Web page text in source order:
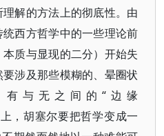
解的方法上的彻底性。由
西方哲学中的一些理论前
质与显现的二分）开始失
涉及那些模糊的、晕圈状
与无之间的“边缘
，胡塞尔要把哲学变成一